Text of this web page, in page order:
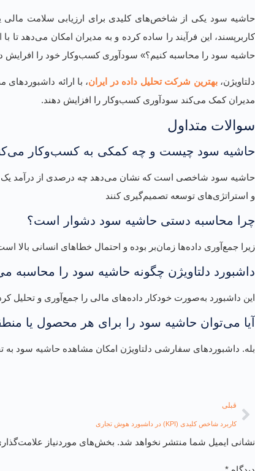
حاشیه سود یکی از شاخص‌های کلیدی برای ارزیابی سلامت
کاربرپسند، این فرآیند را ساده کرده و به مدیران امکان می‌دهد
حاشیه سود را محاسبه کنیم؟» سودآوری کسب‌وکار خود را افرایش
دلتاویژن،بهترین شرکت تحلیل داده در ایران، با ارائه
مدیران کمک می‌کند سودآوری کسب‌وکار را افزایش دهند.
سوالات متداول
حاشیه سود چیست و چه کمکی به کسب‌وکار
حاشیه سود شاخصی است که نشان می‌دهد چه درصدی از درآمد یک
و استراتژی‌های توسعه تصمیم‌گیری کنند
چرا محاسبه دستی حاشیه سود دشوار است؟
زیرا جمع‌آوری داده‌ها زمان‌بر بوده و احتمال خطاهای انسانی بالا
داشبورد دلتاویژن چگونه حاشیه سود را محاسبه
این داشبورد به‌صورت خودکار داده‌های مالی را جمع‌آوری و
آیا می‌توان حاشیه سود را برای هر محصول یا
بله. داشبوردهای سفارشی دلتاویژن امکان مشاهده حاشیه سود به
قبلی
کاربرد شاخص کلیدی (KPI) در داشبورد هوش تجاری
نشانی ایمیل شما منتشر نخواهد شد. بخش‌های موردنیاز